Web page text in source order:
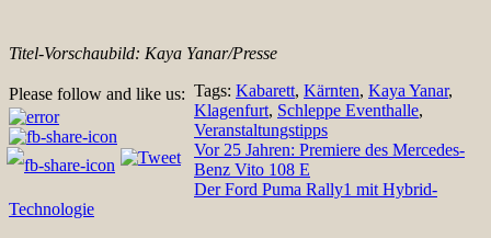
Titel-Vorschaubild: Kaya Yanar/Presse
Please follow and like us: Tags: Kabarett, Kärnten, Kaya Yanar,
Klagenfurt, Schleppe Eventhalle,
Veranstaltungstipps
BeitragsnavigationVor 25 Jahren: Premiere des Mercedes-
Benz Vito 108 E
Der Ford Puma Rally1 mit Hybrid-
Technologie